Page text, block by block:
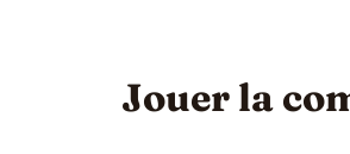
Jouer la